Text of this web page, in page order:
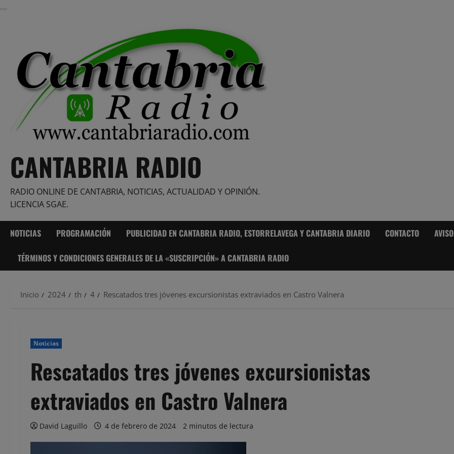
CANTABRIA RADIO
RADIO ONLINE DE CANTABRIA, NOTICIAS, ACTUALIDAD Y OPINIÓN.
LICENCIA SGAE.
NOTICIAS PROGRAMACIÓN PUBLICIDAD EN CANTABRIA RADIO, ESTORRELAVEGA Y CANTABRIA DIARIO CONTACTO
TÉRMINOS Y CONDICIONES GENERALES DE LA «SUSCRIPCIÓN» A CANTABRIA RADIO
Inicio 2024 th 4 Rescatados tres jóvenes excursionistas extraviados en Castro Valnera
Noticias
Rescatados tres jóvenes excursionistas
extraviados en Castro Valnera
David Laguillo 4 de febrero de 2024 2 minutos de lectura